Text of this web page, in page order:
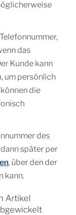
das
Kunde kann
um persönlich
die
des
später per
, über den der
kann.
Artikel